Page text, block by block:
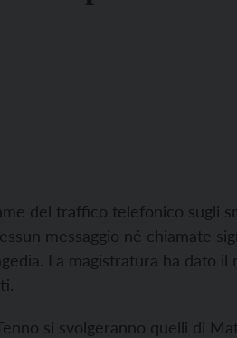
del traffico telefonico sugli
messaggio né chiamate
La magistratura ha dato il
si svolgeranno quelli di